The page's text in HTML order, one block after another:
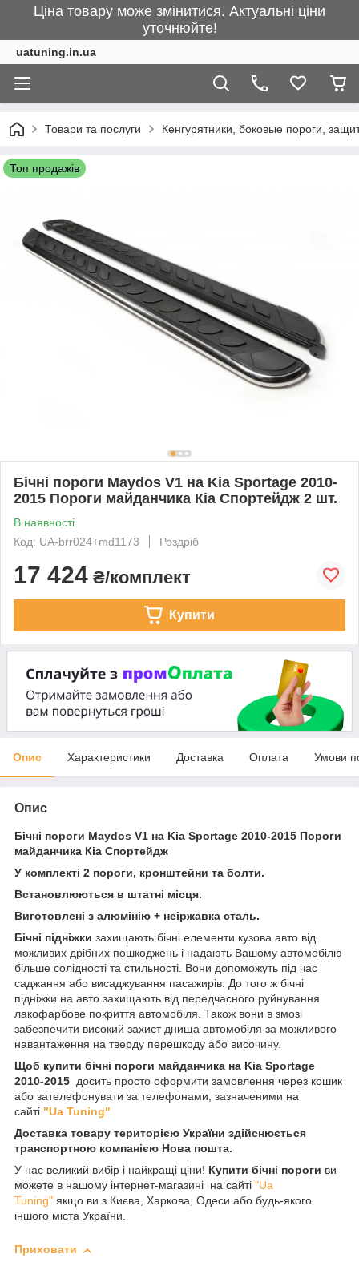
Ціна товару може змінитися. Актуальні ціни
уточнюйте!
uatuning.in.ua
Товари та послуги Кенгурятники, боковые пороги,
Топ продажів
Бічні пороги Maydos V1 на Kia Sportage 2010-
2015 Пороги майданчика Кіа Спортейдж 2 шт.
В наявності
Код: UA-brr024+md1173
Роздріб
17 424 ₴/комплект
Купити
Опис Характеристики Доставка Оплата Умови
Опис
Бічні пороги Maydos V1 на Kia Sportage 2010-2015 Пороги
майданчика Кіа Спортейдж
У комплекті 2 пороги, кронштейни та болти.
Встановлюються в штатні місця.
Виготовлені з алюмінію + неіржавка сталь.
Бічні підніжки захищають бічні елементи кузова авто від
можливих дрібних пошкоджень і надають Вашому автомобілю
більше солідності та стильності. Вони допоможуть під час
саджання або висаджування пасажирів. До того ж бічні
підніжки на авто захищають від передчасного руйнування
лакофарбове покриття автомобіля. Також вони в змозі
забезпечити високий захист днища автомобіля за можливого
навантаження на тверду перешкоду або височину.
Щоб купити бічні пороги майданчика на Kia Sportage
2010-2015 досить просто оформити замовлення через кошик
або зателефонувати за телефонами, зазначеними на
сайті "Ua Tuning"
Доставка товару територією України здійснюється
транспортною компанією Нова пошта.
У нас великий вибір і найкращі ціни! Купити бічні пороги ви
можете в нашому інтернет-магазині на сайті "Ua
Tuning" якщо ви з Києва, Харкова, Одеси або будь-якого
іншого міста України.
Приховати